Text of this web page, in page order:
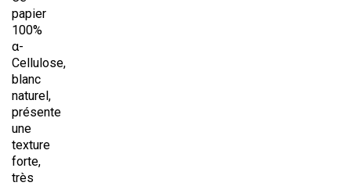
papier
100%
α-
Cellulose,
blanc
naturel,
présente
une
texture
forte,
très